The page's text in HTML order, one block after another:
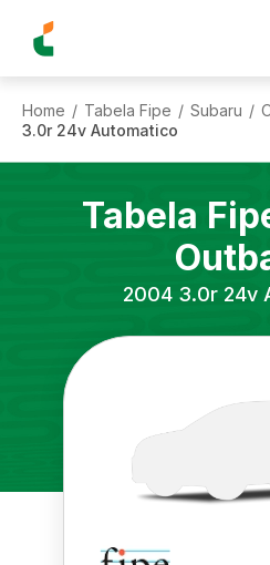
Home / Tabela Fipe / Subaru /
3.0r 24v Automatico
Tabela
2004 3.0r 24v